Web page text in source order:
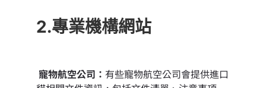
2.專業機構網站
寵物航空公司： 有些寵物航空公司會提供進口